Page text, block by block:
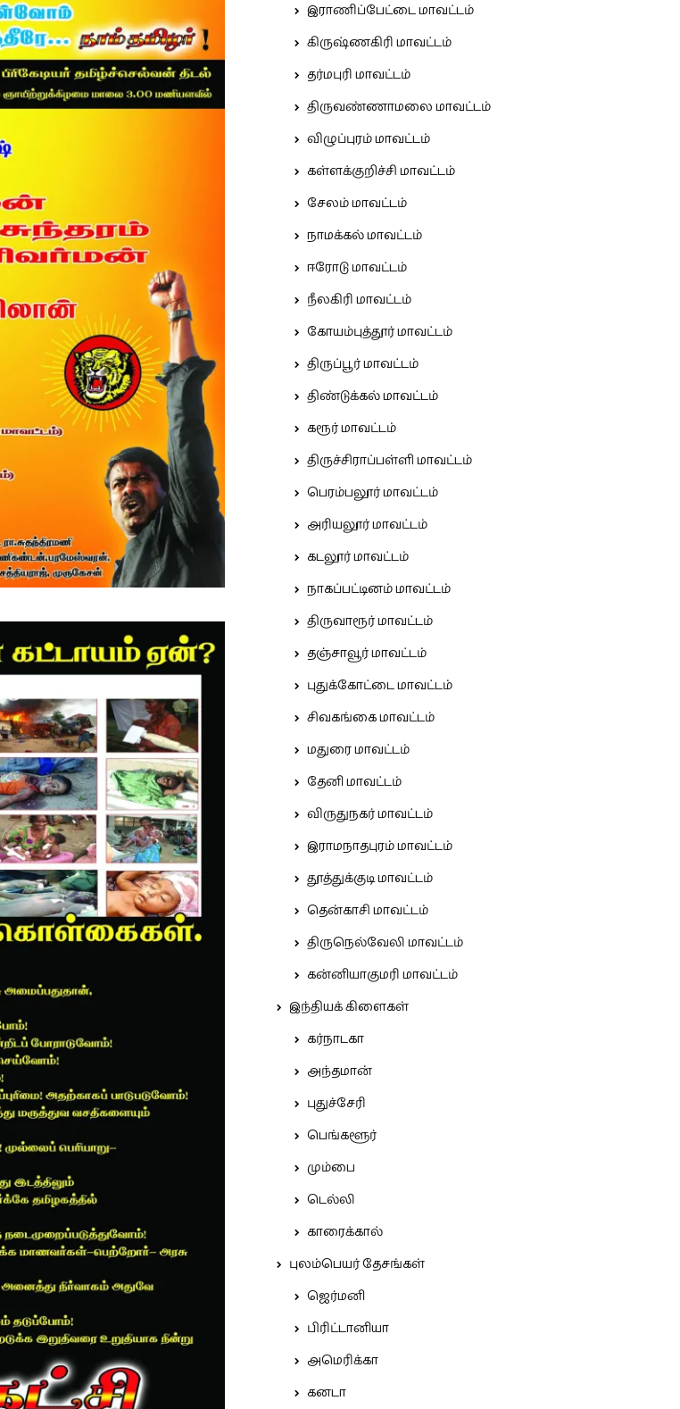
இராணிப்பேட்டை மாவட்டம்
கிருஷ்ணகிரி மாவட்டம்
தர்மபுரி மாவட்டம்
திருவண்ணாமலை மாவட்டம்
விழுப்புரம் மாவட்டம்
கள்ளக்குறிச்சி மாவட்டம்
சேலம் மாவட்டம்
நாமக்கல் மாவட்டம்
ஈரோடு மாவட்டம்
நீலகிரி மாவட்டம்
கோயம்புத்தூர் மாவட்டம்
திருப்பூர் மாவட்டம்
திண்டுக்கல் மாவட்டம்
கரூர் மாவட்டம்
திருச்சிராப்பள்ளி மாவட்டம்
பெரம்பலூர் மாவட்டம்
அரியலூர் மாவட்டம்
கடலூர் மாவட்டம்
நாகப்பட்டினம் மாவட்டம்
திருவாரூர் மாவட்டம்
தஞ்சாவூர் மாவட்டம்
புதுக்கோட்டை மாவட்டம்
சிவகங்கை மாவட்டம்
மதுரை மாவட்டம்
தேனி மாவட்டம்
விருதுநகர் மாவட்டம்
இராமநாதபுரம் மாவட்டம்
தூத்துக்குடி மாவட்டம்
தென்காசி மாவட்டம்
திருநெல்வேலி மாவட்டம்
கன்னியாகுமரி மாவட்டம்
இந்தியக் கிளைகள்
கர்நாடகா
அந்தமான்
புதுச்சேரி
பெங்களூர்
மும்பை
டெல்லி
காரைக்கால்
புலம்பெயர் தேசங்கள்
ஜெர்மனி
பிரிட்டானியா
அமெரிக்கா
கனடா